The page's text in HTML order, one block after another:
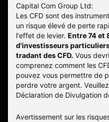
Capital Com Group Ltd:
Les CFD sont des
un risque élevé de perte
l'effet de levier. Entre 74 et
d'investisseurs
tradant des CFD. Vous
comprenez comment les
pouvez vous permettre de
perdre votre argent.
Déclaration de Divulgation
Avertissement sur les